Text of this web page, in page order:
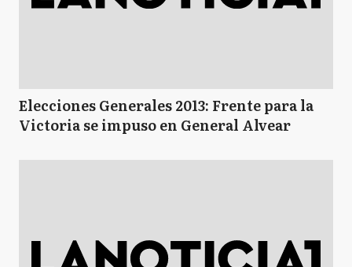
Elecciones Generales 2013: Frente para la
Victoria se impuso en General Alvear